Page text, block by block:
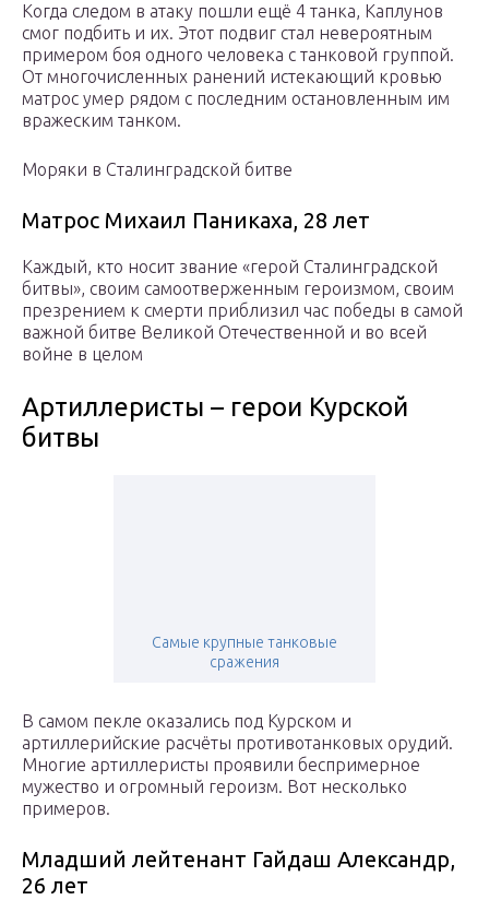
Когда следом в атаку пошли ещё 4 танка, Каплунов
смог подбить и их. Этот подвиг стал невероятным
примером боя одного человека с танковой группой.
От многочисленных ранений истекающий кровью
матрос умер рядом с последним остановленным им
вражеским танком.
Моряки в Сталинградской битве
Матрос Михаил Паникаха, 28 лет
Каждый, кто носит звание «герой Сталинградской
битвы», своим самоотверженным героизмом, своим
презрением к смерти приблизил час победы в самой
важной битве Великой Отечественной и во всей
войне в целом
Артиллеристы – герои Курской
битвы
Самые крупные танковые
сражения
В самом пекле оказались под Курском и
артиллерийские расчёты противотанковых орудий.
Многие артиллеристы проявили беспримерное
мужество и огромный героизм. Вот несколько
примеров.
Младший лейтенант Гайдаш Александр,
26 лет